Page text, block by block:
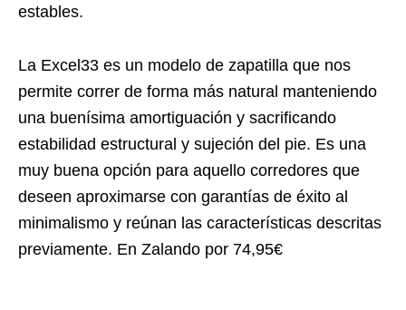
estables.
La Excel33 es un modelo de zapatilla que nos
permite correr de forma más natural manteniendo
una buenísima amortiguación y sacrificando
estabilidad estructural y sujeción del pie. Es una
muy buena opción para aquello corredores que
deseen aproximarse con garantías de éxito al
minimalismo y reúnan las características descritas
previamente. En Zalando por 74,95€